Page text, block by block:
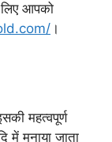
आपको
।
महत्वपूर्ण
में मनाया जाता